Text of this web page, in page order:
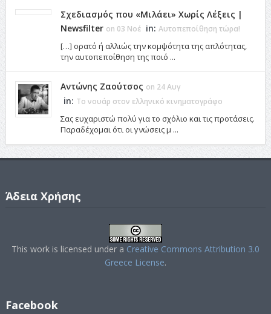
Σχεδιασμός που «Μιλάει» Χωρίς Λέξεις |
Newsfilter on 03 Νοέ in: Αυτοπεποίθηση τώρα!
[…] ορατό ή αλλιώς την κομψότητα της απλότητας,
την αυτοπεποίθηση της ποιό ...
Αντώνης Ζαούτσος on 24 Αυγ
in: Το νουάρ στον ελληνικό κινηματογράφο
Σας ευχαριστώ πολύ για το σχόλιο και τις προτάσεις.
Παραδέχομαι ότι οι γνώσεις μ ...
Άδεια Χρήσης
This work is licensed under a Creative Commons Attribution 3.0
Greece License.
Facebook